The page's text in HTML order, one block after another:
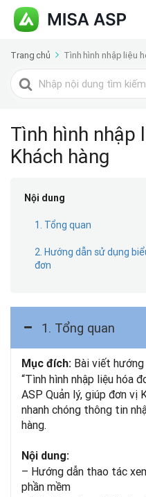
Trang chủ Tình hình nhập liệu
Tìm
kiếm
Tình hình nhập
Khách hàng
Nội dung
1. Tổng quan
2. Hướng dẫn sử dụng
đơn
1. Tổng quan
Mục đích: Bài viết
“Tình hình nhập liệu hóa
ASP Quản lý, giúp đơn vị
nhanh chóng thông tin
hàng.
Nội dung:
– Hướng dẫn thao tác
phần mềm